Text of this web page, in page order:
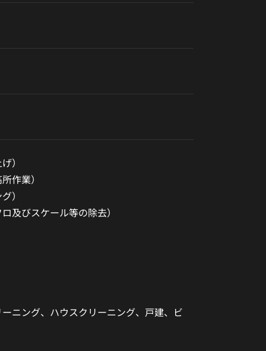
）
作業）
）
及びスケール等の除去）
ニング、ハウスクリーニング、戸建、ビ